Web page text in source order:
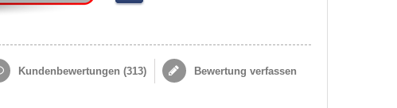
Kundenbewertungen (313) Bewertung verfassen